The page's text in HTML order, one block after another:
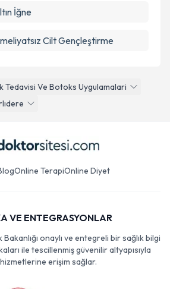
Tedavisi Ve Botoks Uygulamalari
İğne
Cilt Gençleştirme
Online TerapiOnline Diyet
VE ENTEGRASYONLAR
onaylı ve entegreli bir sağlık bilgi
ile tescillenmiş güvenilir altyapısıyla
hizmetlerine erişim sağlar.